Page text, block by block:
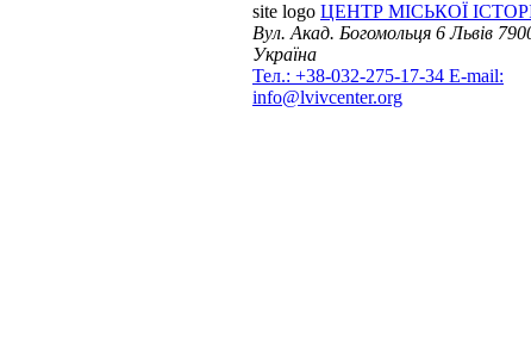
site logo ЦЕНТР МІСЬКОЇ
Вул. Акад. Богомольця 6Львів
Україна
Тел.: +38-032-275-17-34 E-mail:
info@lvivcenter.org